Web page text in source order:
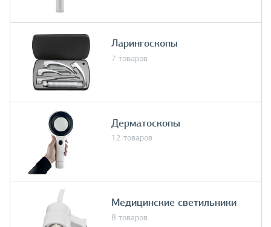
Ларингоскопы
7 товаров
Дерматоскопы
12 товаров
Медицинские светильники
8 товаров